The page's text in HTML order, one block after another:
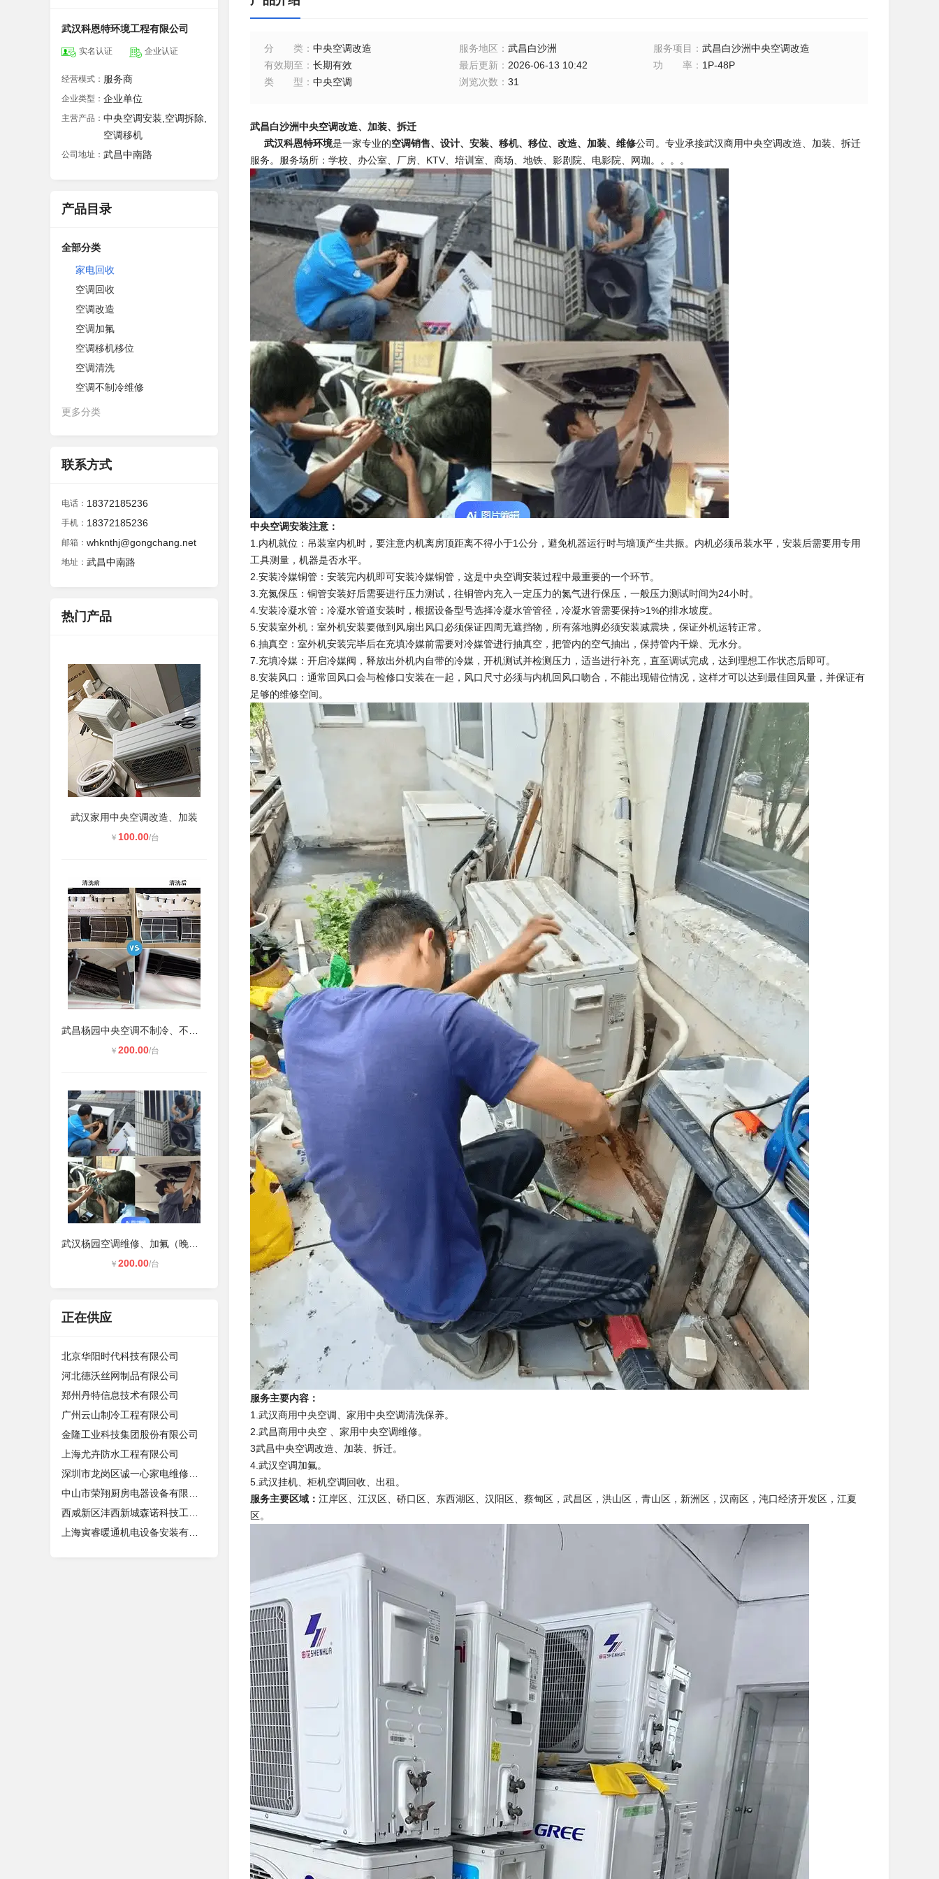
武汉科恩特环境工程有限公司
实名认证 企业认证
经营模式： 服务商
企业类型： 企业单位
主营产品： 中央空调安装,空调拆除,
空调移机
公司地址： 武昌中南路
产品目录
全部分类
家电回收
空调回收
空调改造
空调加氟
空调移机移位
空调清洗
空调不制冷维修
更多分类
联系方式
电话： 18372185236
手机： 18372185236
邮箱： whknthj@gongchang.net
地址： 武昌中南路
热门产品
武汉家用中央空调改造、加装
￥ 100.00/台
￥ 200.00/台
￥ 200.00/台
正在供应
北京华阳时代科技有限公司
河北德沃丝网制品有限公司
郑州丹特信息技术有限公司
广州云山制冷工程有限公司
金隆工业科技集团股份有限公司
上海尤卉防水工程有限公司
分类 ： 中央空调改造 服务地区 ： 武昌白沙洲 服务项目 ：武昌白沙洲中央空调改造
有效期至 ： 长期有效 最后更新： 2026-06-13 10:42 功率 ： 1P-48P
类型 ： 中央空调 浏览次数 ： 31
武昌白沙洲中央空调改造、加装、拆迁
武汉科恩特环境是一家专业的空调销售、设计、安装、移机、移位、改造、加装、维修公司。专业承接武汉商用中央空调改造、加装、拆迁
服务。服务场所：学校、办公室、厂房、KTV、培训室、商场、地铁、影剧院、电影院、网珈。。。。
中央空调安装注意：
1.内机就位：吊装室内机时，要注意内机离房顶距离不得小于1公分，避免机器运行时与墙顶产生共振。内机必须吊装水平，安装后需要用专用
工具测量，机器是否水平。
2.安装冷媒铜管：安装完内机即可安装冷媒铜管，这是中央空调安装过程中最重要的一个环节。
3.充氮保压：铜管安装好后需要进行压力测试，往铜管内充入一定压力的氮气进行保压，一般压力测试时间为24小时。
4.安装冷凝水管：冷凝水管道安装时，根据设备型号选择冷凝水管管径，冷凝水管需要保持>1%的排水坡度。
5.安装室外机：室外机安装要做到风扇出风口必须保证四周无遮挡物，所有落地脚必须安装减震块，保证外机运转正常。
6.抽真空：室外机安装完毕后在充填冷媒前需要对冷媒管进行抽真空，把管内的空气抽出，保持管内干燥、无水分。
7.充填冷媒：开启冷媒阀，释放出外机内自带的冷媒，开机测试并检测压力，适当进行补充，直至调试完成，达到理想工作状态后即可。
8.安装风口：通常回风口会与检修口安装在一起，风口尺寸必须与内机回风口吻合，不能出现错位情况，这样才可以达到最佳回风量，并保证有
足够的维修空间。
服务主要内容：
1.武汉商用中央空调、家用中央空调清洗保养。
2.武昌商用中央空 、家用中央空调维修。
3武昌中央空调改造、加装、拆迁。
4.武汉空调加氟。
5.武汉挂机、柜机空调回收、出租。
服务主要区域： 江岸区、江汉区、硚口区、东西湖区、汉阳区、蔡甸区，武昌区，洪山区，青山区，新洲区，汉南区，沌口经济开发区，江夏
区。